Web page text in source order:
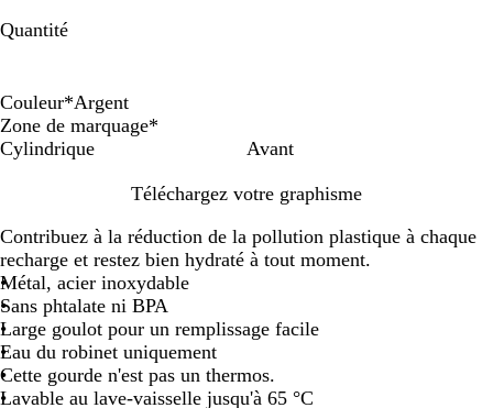
Quantité
Couleur*Argent
O
r
B
r
e
A
r
t
Zone de marquage*
Cylindrique
Avant
Téléchargez votre graphisme
Contribuez à la réduction de la pollution plastique à chaque
recharge et restez bien hydraté à tout moment.
Métal, acier inoxydable
Sans phtalate ni BPA
Large goulot pour un remplissage facile
Eau du robinet uniquement
Cette gourde n'est pas un thermos.
Lavable au lave-vaisselle jusqu'à 65 °C